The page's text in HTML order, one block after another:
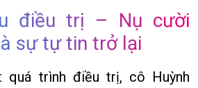
điều trị – Nụ cười
sự tự tin trở lại
quá trình điều trị, cô Huỳnh